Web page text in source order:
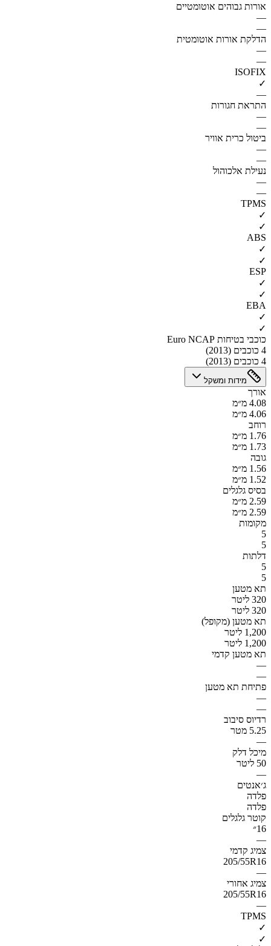
אורות גבוהים אוטומטיים
—
—
הדלקת אורות אוטומטית
—
—
ISOFIX
✓
—
התראת חגורות
—
—
ביטול כרית אוויר
—
—
נעילת אלכוהול
—
—
TPMS
✓
✓
ABS
✓
✓
ESP
✓
✓
EBA
✓
✓
כוכבי בטיחות Euro NCAP
4 כוכבים (2013)
4 כוכבים (2013)
מידות ומשקל
אורך
4.08 מ״מ
4.06 מ״מ
רוחב
1.76 מ״מ
1.73 מ״מ
גובה
1.56 מ״מ
1.52 מ״מ
בסיס גלגלים
2.59 מ״מ
2.59 מ״מ
מקומות
5
5
דלתות
5
5
תא מטען
320 ליטר
320 ליטר
תא מטען (מקופל)
1,200 ליטר
1,200 ליטר
תא מטען קדמי
—
—
פתיחת תא מטען
—
—
רדיוס סיבוב
5.25 מטר
—
מיכל דלק
50 ליטר
—
ג׳אנטים
פלדה
פלדה
קוטר גלגלים
16״
—
צמיג קדמי
205/55R16
—
צמיג אחורי
205/55R16
—
TPMS
✓
✓